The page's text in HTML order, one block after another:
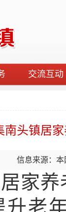
交流互动
南头镇居
信息来源：本
养
老